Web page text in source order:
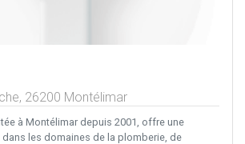
26200 Montélimar
à Montélimar depuis 2001, offre une
dans les domaines de la plomberie, de